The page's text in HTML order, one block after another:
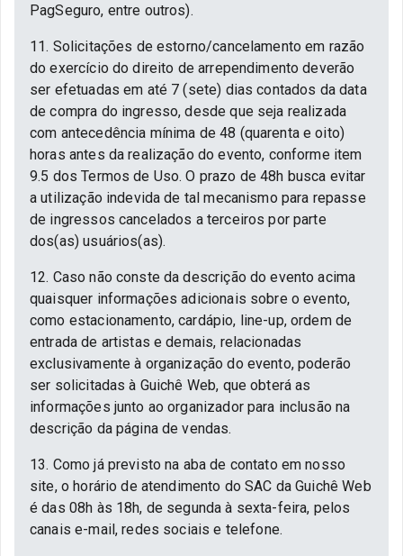
PagSeguro, entre outros).
11. Solicitações de estorno/cancelamento em razão
do exercício do direito de arrependimento deverão
ser efetuadas em até 7 (sete) dias contados da data
de compra do ingresso, desde que seja realizada
com antecedência mínima de 48 (quarenta e oito)
horas antes da realização do evento, conforme item
9.5 dos Termos de Uso. O prazo de 48h busca evitar
a utilização indevida de tal mecanismo para repasse
de ingressos cancelados a terceiros por parte
dos(as) usuários(as).
12. Caso não conste da descrição do evento acima
quaisquer informações adicionais sobre o evento,
como estacionamento, cardápio, line-up, ordem de
entrada de artistas e demais, relacionadas
exclusivamente à organização do evento, poderão
ser solicitadas à Guichê Web, que obterá as
informações junto ao organizador para inclusão na
descrição da página de vendas.
13. Como já previsto na aba de contato em nosso
site, o horário de atendimento do SAC da Guichê Web
é das 08h às 18h, de segunda à sexta-feira, pelos
canais e-mail, redes sociais e telefone.